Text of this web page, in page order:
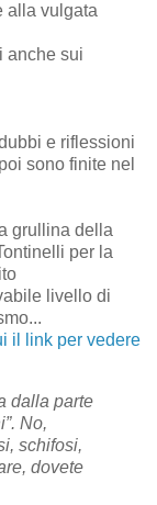
alla vulgata
anche sui
e riflessioni
sono finite nel
grullina della
per la
livello di
il link per vedere
dalla parte
No,
schifosi,
dovete